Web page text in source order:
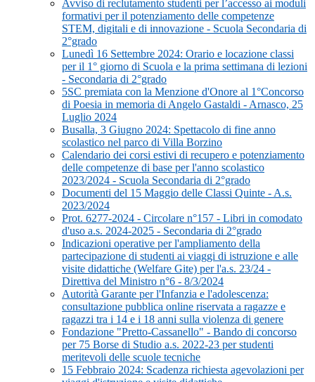
Avviso di reclutamento studenti per l’accesso ai moduli
formativi per il potenziamento delle competenze
STEM, digitali e di innovazione - Scuola Secondaria di
2°grado
Lunedì 16 Settembre 2024: Orario e locazione classi
per il 1° giorno di Scuola e la prima settimana di lezioni
- Secondaria di 2°grado
5SC premiata con la Menzione d'Onore al 1°Concorso
di Poesia in memoria di Angelo Gastaldi - Arnasco, 25
Luglio 2024
Busalla, 3 Giugno 2024: Spettacolo di fine anno
scolastico nel parco di Villa Borzino
Calendario dei corsi estivi di recupero e potenziamento
delle competenze di base per l'anno scolastico
2023/2024 - Scuola Secondaria di 2°grado
Documenti del 15 Maggio delle Classi Quinte - A.s.
2023/2024
Prot. 6277-2024 - Circolare n°157 - Libri in comodato
d'uso a.s. 2024-2025 - Secondaria di 2°grado
Indicazioni operative per l'ampliamento della
partecipazione di studenti ai viaggi di istruzione e alle
visite didattiche (Welfare Gite) per l'a.s. 23/24 -
Direttiva del Ministro n°6 - 8/3/2024
Autorità Garante per l'Infanzia e l'adolescenza:
consultazione pubblica online riservata a ragazze e
ragazzi tra i 14 e i 18 anni sulla violenza di genere
Fondazione "Pretto-Cassanello" - Bando di concorso
per 75 Borse di Studio a.s. 2022-23 per studenti
meritevoli delle scuole tecniche
15 Febbraio 2024: Scadenza richiesta agevolazioni per